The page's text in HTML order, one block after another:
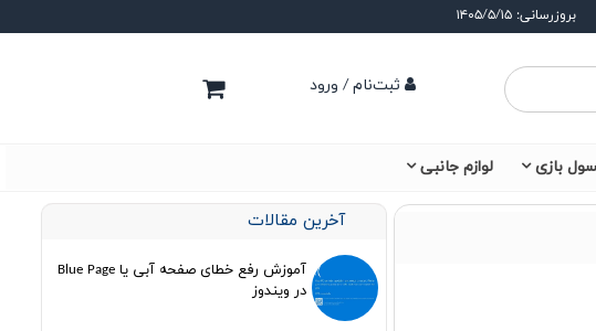
بروزرسانی: ۱۴۰۵/۵/۱۵
ثبت‌نام / ورود
بازی لوازم جانبی
آخرین مقالات
آموزش رفع خطای صفحه آبی یا Blue Page
در ویندوز